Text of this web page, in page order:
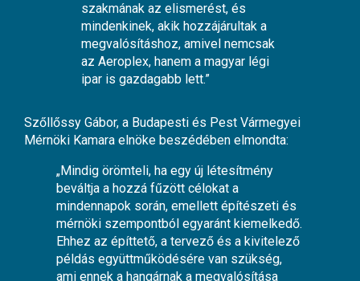
szakmának az elismerést, és
mindenkinek, akik hozzájárultak a
megvalósításhoz, amivel nemcsak
az Aeroplex, hanem a magyar légi
ipar is gazdagabb lett.”
Szőllőssy Gábor, a Budapesti és Pest Vármegyei
Mérnöki Kamara elnöke beszédében elmondta:
„Mindig örömteli, ha egy új létesítmény
beváltja a hozzá fűzött célokat a
mindennapok során, emellett építészeti és
mérnöki szempontból egyaránt kiemelkedő.
Ehhez az építtető, a tervező és a kivitelező
példás együttműködésére van szükség,
ami ennek a hangárnak a megvalósítása